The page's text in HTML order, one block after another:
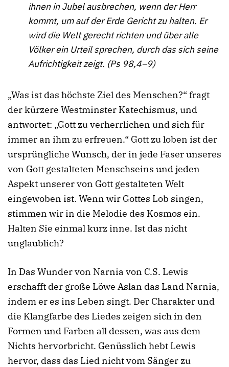
ihnen in Jubel ausbrechen, wenn der Herr
kommt, um auf der Erde Gericht zu halten. Er
wird die Welt gerecht richten und über alle
Völker ein Urteil sprechen, durch das sich seine
Aufrichtigkeit zeigt. (Ps 98,4–9)
„Was ist das höchste Ziel des Menschen?“ fragt
der kürzere Westminster Katechismus, und
antwortet: „Gott zu verherrlichen und sich für
immer an ihm zu erfreuen.“ Gott zu loben ist der
ursprüngliche Wunsch, der in jede Faser unseres
von Gott gestalteten Menschseins und jeden
Aspekt unserer von Gott gestalteten Welt
eingewoben ist. Wenn wir Gottes Lob singen,
stimmen wir in die Melodie des Kosmos ein.
Halten Sie einmal kurz inne. Ist das nicht
unglaublich?
In Das Wunder von Narnia von C.S. Lewis
erschafft der große Löwe Aslan das Land Narnia,
indem er es ins Leben singt. Der Charakter und
die Klangfarbe des Liedes zeigen sich in den
Formen und Farben all dessen, was aus dem
Nichts hervorbricht. Genüsslich hebt Lewis
hervor, dass das Lied nicht vom Sänger zu